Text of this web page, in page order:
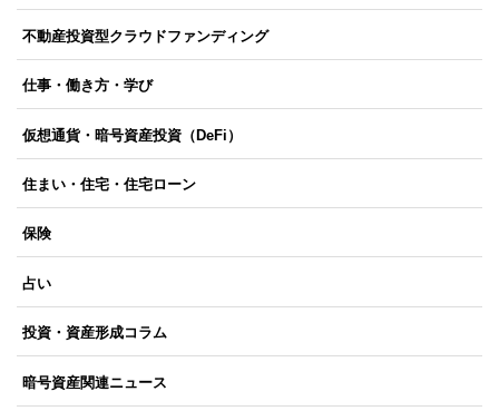
不動産投資型クラウドファンディング
仕事・働き方・学び
仮想通貨・暗号資産投資（DeFi）
住まい・住宅・住宅ローン
保険
占い
投資・資産形成コラム
暗号資産関連ニュース